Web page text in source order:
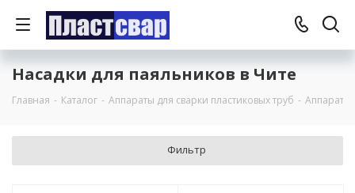
Насадки для паяльников в Чите
Главная - Каталог - Аппараты для сварки пластиковых труб - Аппараты
Фильтр